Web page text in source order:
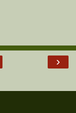
›